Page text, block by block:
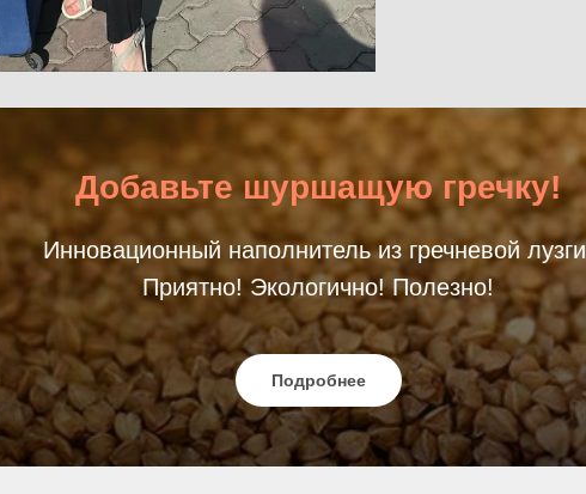
Добавьте шуршащую гречку!
Инновационный наполнитель из гречневой
Приятно! Экологично! Полезно!
Подробнее